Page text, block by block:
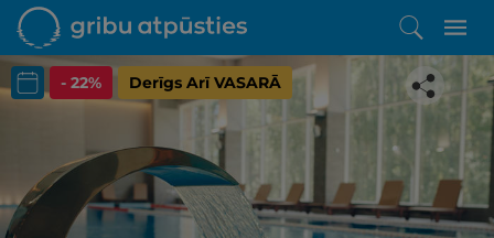
- 22% Derīgs Arī VASARĀ